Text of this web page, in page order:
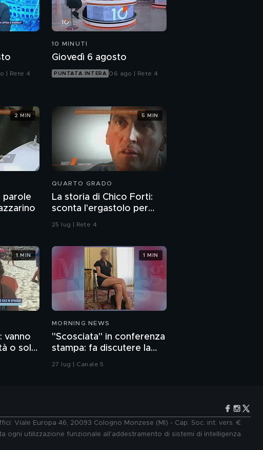
| Rete 4
10 MINUTI
Giovedì 6 agosto
PUNTATA INTERA 06 ago | Rete 4
parole
2 MIN
QUARTO GRADO
La storia di Chico Forti:
sconta l'ergastolo per
omicidio
25 lug | Rete 4
5 MIN
vanno
o solo
1 MIN
MORNING NEWS
"Scosciata" in conferenza
stampa: fa discutere la
vicesindaca di Livorno
27 lug | Canale 5
1 MIN
Viale Europa 46, 20093 Cologno Monzese (MI) - Cap. Soc. int. vers. €
ogni utilizzazione funzionale all'addestramento di sistemi di intelligenza